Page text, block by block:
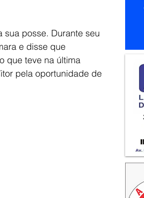
sua posse. Durante seu
e disse que
que teve na última
pela oportunidade de